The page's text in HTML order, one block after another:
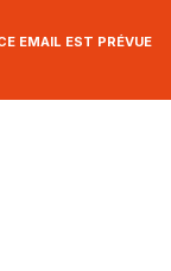
EMAIL EST PRÉVUE